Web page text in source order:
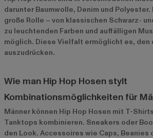
darunter Baumwolle, Denim und
große Rolle – von klassischen Schwarz-
zu leuchtenden Farben und auffälligen
möglich. Diese Vielfalt ermöglicht es, den
auszudrücken.
Wie man Hip Hop Hosen stylt
Kombinationsmöglichkeiten für
Männer können Hip Hop Hosen mit T-
Tanktops kombinieren. Sneakers oder
den Look. Accessoires wie Caps,